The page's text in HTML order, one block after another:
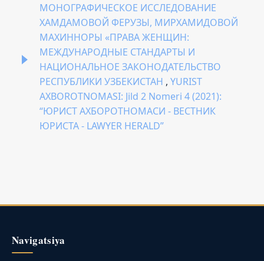
МОНОГРАФИЧЕСКОЕ ИССЛЕДОВАНИЕ
ХАМДАМОВОЙ ФЕРУЗЫ, МИРХАМИДОВОЙ
МАХИННОРЫ «ПРАВА ЖЕНЩИН:
МЕЖДУНАРОДНЫЕ СТАНДАРТЫ И
НАЦИОНАЛЬНОЕ ЗАКОНОДАТЕЛЬСТВО
РЕСПУБЛИКИ УЗБЕКИСТАН , YURIST
AXBOROTNOMASI: Jild 2 Nomeri 4 (2021):
“ЮРИСТ АХБОРОТНОМАСИ - ВЕСТНИК
ЮРИСТА - LAWYER HERALD”
Navigatsiya